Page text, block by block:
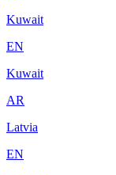
Kuwait
EN
Kuwait
AR
Latvia
EN